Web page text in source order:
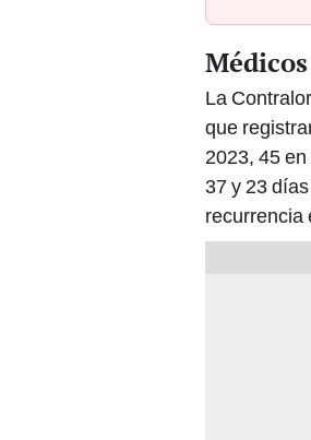
La
que
2023, 45
37 y 23
recurrencia